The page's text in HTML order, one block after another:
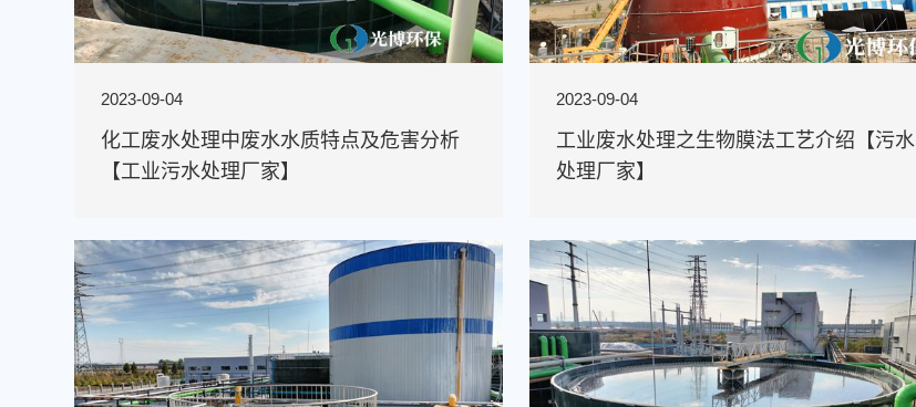
2023-09-04
化工废水处理中废水水质特点及危害分析
【工业污水处理厂家】
2023-09-04
工业废水处理之生物膜法工艺介绍【污水
处理厂家】